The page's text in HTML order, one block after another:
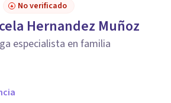
No verificado
Hernandez Muñoz
especialista en familia